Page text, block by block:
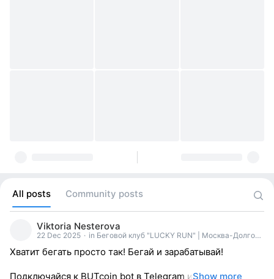
All posts Community posts
Viktoria Nesterova
22 Dec 2025 · in Беговой клуб "LUCKY RUN" | Москва-Долгопрудный
Хватит бегать просто так! Бегай и зарабатывай!
Подключайся к BUTcoin bot в Telegram иShow more